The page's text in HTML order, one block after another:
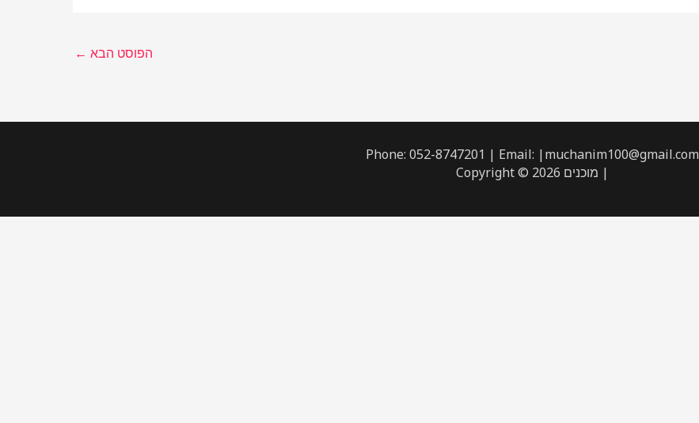
הפוסט הבא ←
Phone: 052-8747201 | Email: |muchanim100@gmail.com
| מוכנים Copyright © 2026